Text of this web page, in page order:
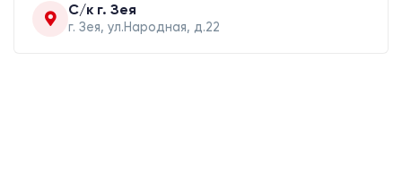
С/к г. Зея
г. Зея, ул.Народная, д.22